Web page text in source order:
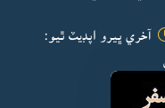
آخري ڀيرو اپڊيٽ ٿيو: